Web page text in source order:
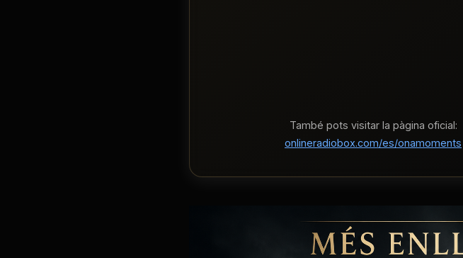
També pots visitar la pàgina oficial:
onlineradiobox.com/es/onamoments